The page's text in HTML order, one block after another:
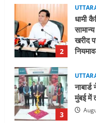
3
मुंबई में
4
सहसपुर
शिविर